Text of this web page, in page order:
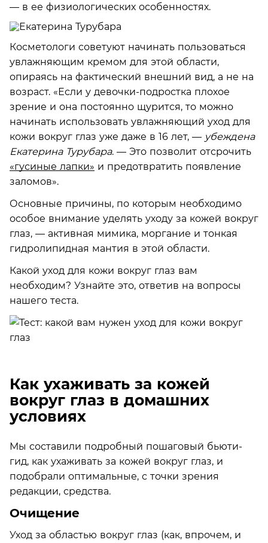
— в ее физиологических особенностях.
Косметологи советуют начинать пользоваться
увлажняющим кремом для этой области,
опираясь на фактический внешний вид, а не на
возраст. «Если у девочки-подростка плохое
зрение и она постоянно щурится, то можно
начинать использовать увлажняющий уход для
кожи вокруг глаз уже даже в 16 лет, — убеждена
Екатерина Турубара. — Это позволит отсрочить
«гусиные лапки» и предотвратить появление
заломов».
Основные причины, по которым необходимо
особое внимание уделять уходу за кожей вокруг
глаз, — активная мимика, моргание и тонкая
гидролипидная мантия в этой области.
Какой уход для кожи вокруг глаз вам
необходим? Узнайте это, ответив на вопросы
нашего теста.
Как ухаживать за кожей
вокруг глаз в домашних
условиях
Мы составили подробный пошаговый бьюти-
гид, как ухаживать за кожей вокруг глаз, и
подобрали оптимальные, с точки зрения
редакции, средства.
Очищение
Уход за областью вокруг глаз (как, впрочем, и